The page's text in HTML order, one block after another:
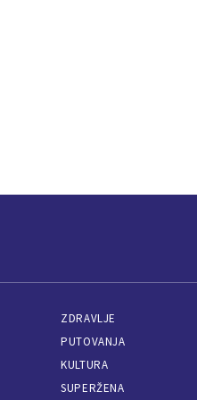
ZDRAVLJE
PUTOVANJA
KULTURA
SUPERŽENA